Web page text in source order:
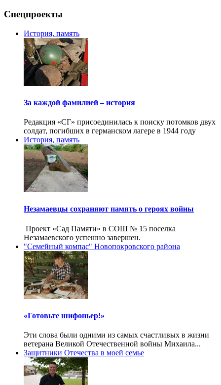
Спецпроекты
История, память
За каждой фамилией – история
Редакция «СГ» присоединилась к поиску потомков двух
солдат, погибших в германском лагере в 1944 году
История, память
Незамаевцы сохраняют память о героях войны
Проект «Сад Памяти» в СОШ № 15 поселка
Незамаевского успешно завершен.
"Семейный компас" Новопокровского района
«Готовьте шифоньер!»
Эти слова были одними из самых счастливых в жизни
ветерана Великой Отечественной войны Михаила...
Защитники Отечества в моей семье